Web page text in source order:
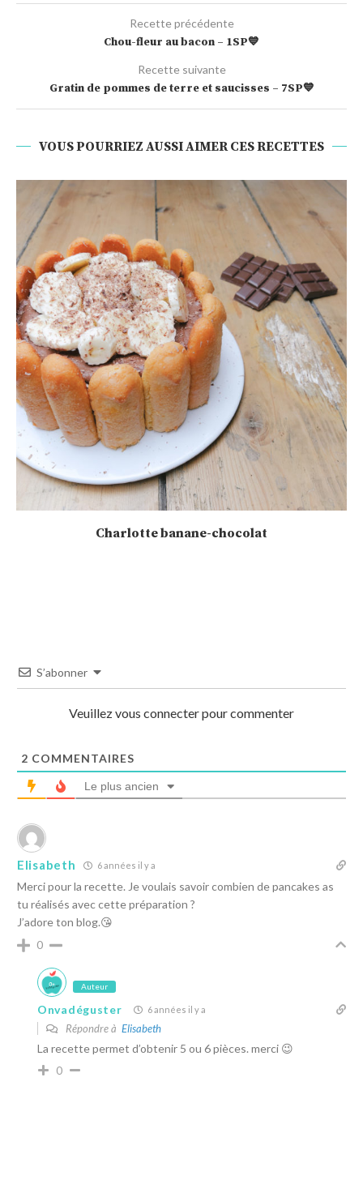
Recette précédente
Chou-fleur au bacon – 1SP💙
Recette suivante
Gratin de pommes de terre et saucisses – 7SP💙
VOUS POURRIEZ AUSSI AIMER CES RECETTES
Charlotte banane-chocolat
S’abonner
Veuillez vous connecter pour commenter
2 COMMENTAIRES
Le plus ancien
Elisabeth 6 années il y a
Merci pour la recette. Je voulais savoir combien de pancakes as
tu réalisés avec cette préparation ?
J’adore ton blog.😘
0
Auteur
Onvadéguster 6 années il y a
Répondre à Elisabeth
La recette permet d’obtenir 5 ou 6 pièces. merci 😉
0